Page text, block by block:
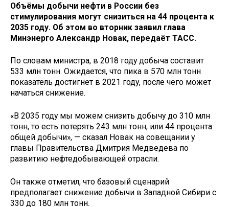
Объёмы добычи нефти в России без
стимулирования могут снизиться на 44 процента к
2035 году. Об этом во вторник заявил глава
Минэнерго Александр Новак, передаёт ТАСС.
По словам министра, в 2018 году добыча составит
533 млн тонн. Ожидается, что пика в 570 млн тонн
показатель достигнет в 2021 году, после чего может
начаться снижение.
«В 2035 году мы можем снизить добычу до 310 млн
тонн, то есть потерять 243 млн тонн, или 44 процента
общей добычи», — сказал Новак на совещании у
главы Правительства Дмитрия Медведева по
развитию нефтедобывающей отрасли.
Он также отметил, что базовый сценарий
предполагает снижение добычи в Западной Сибири с
330 до 180 млн тонн.